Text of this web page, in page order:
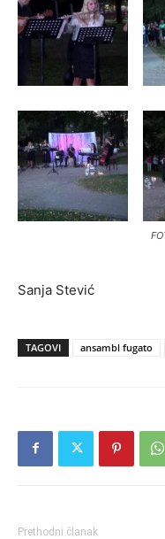
Sanja Stević
TAGOVI ansambl fugato
Prethodni članak